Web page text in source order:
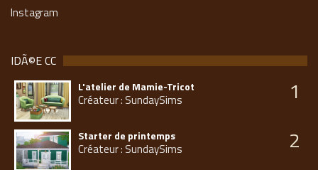
Instagram
IDÃ©E CC
L'atelier de Mamie-Tricot
Créateur : SundaySims 1
Starter de printemps
Créateur : SundaySims 2